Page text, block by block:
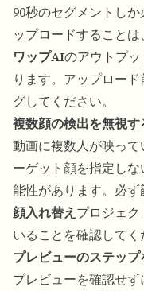
90秒のセグメントし
ップロードすることは
ワップAIのアウトプ
ります。アップロー
グしてください。
複数顔の検出を無視す
動画に複数人が映っ
ーゲット顔を指定し
能性があります。必
顔入れ替え プロジェ
いることを確認してく
プレビューのステッ
プレビューを確認せ